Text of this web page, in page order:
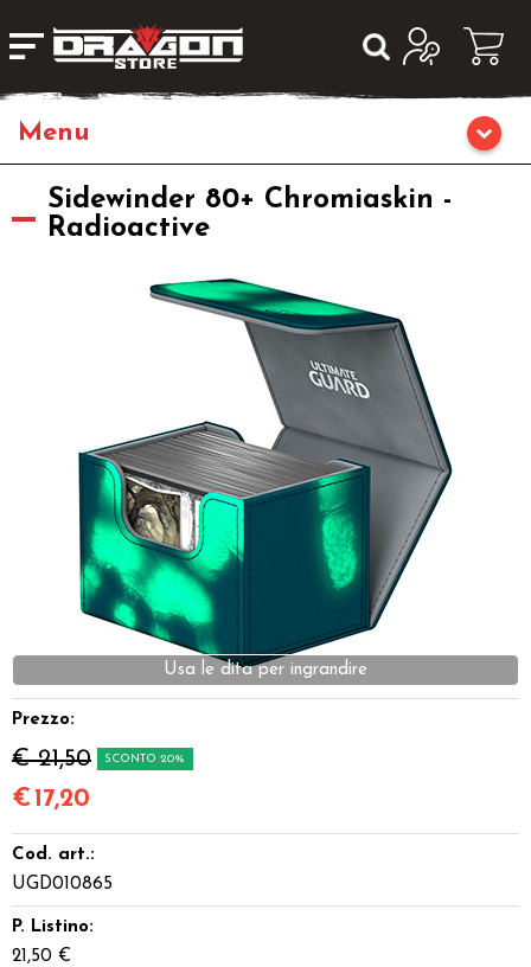
Home
Fumetti & Romanzi
Giochi di Carte Collezionabili
Miniature
Giocattoli e Gadget
Sidewinder 80+ Chromiaskin -
Radioactive
Usa le dita per ingrandire
Prezzo:
€ 21,50 SCONTO 20%
€ 17,20
Cod. art.:
UGD010865
P. Listino:
21,50 €